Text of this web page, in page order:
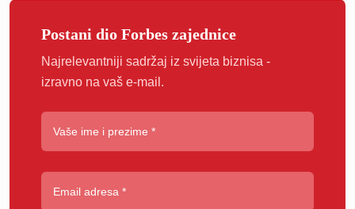
Postani dio Forbes zajednice
Najrelevantniji sadržaj iz svijeta biznisa -
izravno na vaš e-mail.